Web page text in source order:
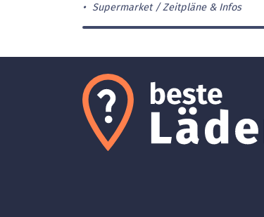
Supermarket Zeitpläne & Infos